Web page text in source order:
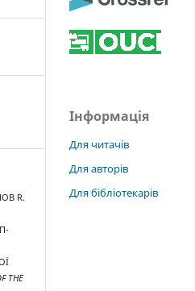
R.
THE
Інформація
Для читачів
Для авторів
Для бібліотекарів